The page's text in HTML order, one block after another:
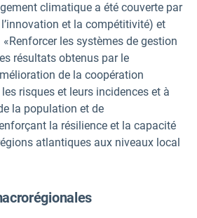
climatique a été couverte par
et la compétitivité) et
«Renforcer les systèmes de gestion
résultats obtenus par le
de la coopération
risques et leurs incidences et à
la population et de
la résilience et la capacité
atlantiques aux niveaux local